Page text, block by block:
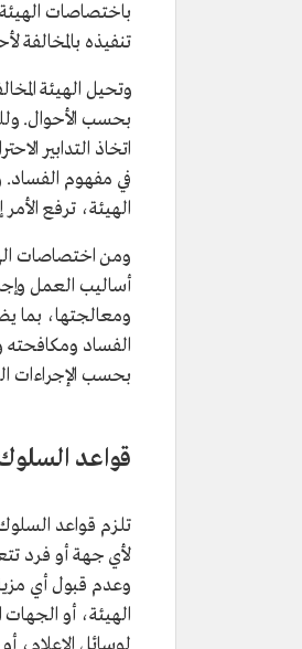
باختصاصات
تنفيذه بالمخالفة
وتحيل الهيئة
بحسب الأحوال.
اتخاذ التدابير
في مفهوم الفساد.
الهيئة، ترفع الأمر
ومن اختصاصات
أساليب العمل
ومعالجتها، بما
الفساد ومكافحته
بحسب الإجراءات
قواعد
تلزم قواعد
لأي جهة أو فرد
وعدم قبول أي
الهيئة، أو